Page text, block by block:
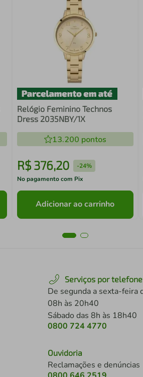
Relógio Feminino Technos
Dress 2035NBY/1X
13.200 pontos
R$376,20 -24%
No pagamento com Pix
Adicionar ao carrinho
Serviços por telefone
De segunda a sexta-feira
08h às 20h40
Sábado das 8h às 18h40
0800 724 4770
Ouvidoria
Reclamações e denúncias